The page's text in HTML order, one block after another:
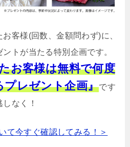
客様(回数、金額問わず)に、
トが当たる特別企画です。
お客様は無料で何度
プレゼント企画』です
なく！
て今すぐ確認してみる！＞